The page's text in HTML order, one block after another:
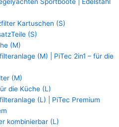
Kartuschen (S)
(S)
(M)
(M) | PiTec 2in1 – für die
(M)
die Küche (L)
(L) | PiTec Premium
kombinierbar (L)